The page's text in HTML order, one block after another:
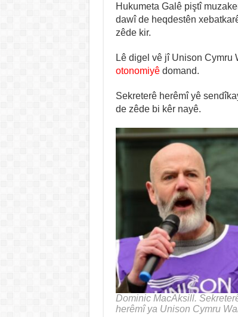
Hukumeta Galê piştî
dawî de heqdestên
zêde kir.
Lê digel vê jî Unison Cymru
otonomiyêdomand.
Sekreterê herêmî yê
de zêde bi kêr nayê.
Dominic MacAksill.
herêmî ya Unison Cymru